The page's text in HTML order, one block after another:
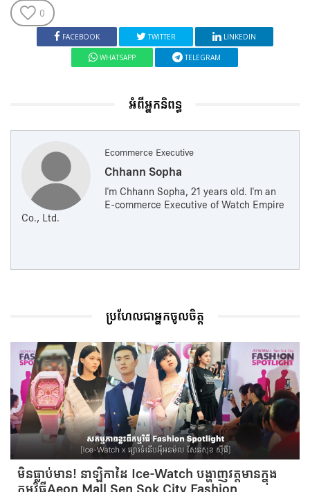
0
FACEBOOK TWITTER LINKEDIN
WHATSAPP TELEGRAM
អំពីអ្នកនិពន្ធ
Ecommerce Executive
Chhann Sopha
I'm Chhann Sopha, 21 years old. I'm an
E-commerce Executive of Watch Empire
Co., Ltd.
ប្រហែលជាអ្នកចូលចិត្ត
មិនធ្លាប់មាន! នាឡិកាដៃ Ice-Watch បង្ហាញវត្តមានក្នុង